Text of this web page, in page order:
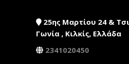
25ης Μαρτίου 24 &
Γωνία , Κιλκίς, Ελλάδα
2341020450